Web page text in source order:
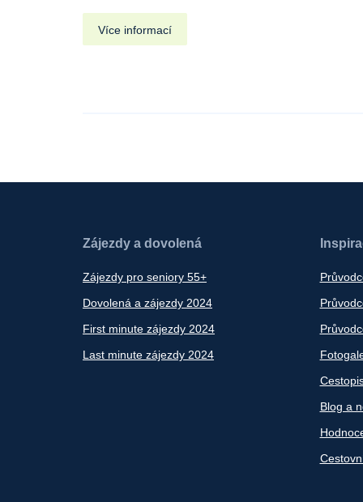
Více informací
Zájezdy a dovolená
Zájezdy pro seniory 55+
Dovolená a zájezdy 2024
First minute zájezdy 2024
Last minute zájezdy 2024
Blog a